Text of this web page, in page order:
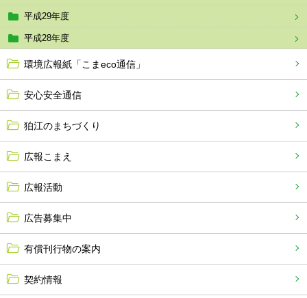
平成29年度
平成28年度
環境広報紙「こまeco通信」
安心安全通信
狛江のまちづくり
広報こまえ
広報活動
広告募集中
有償刊行物の案内
契約情報